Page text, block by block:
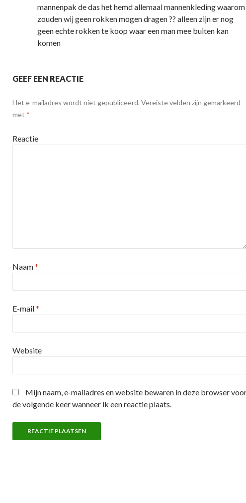
mannenpak de das het hemd allemaal mannenkleding waarom
zouden wij geen rokken mogen dragen ?? alleen zijn er nog
geen echte rokken te koop waar een man mee buiten kan
komen
GEEF EEN REACTIE
Het e-mailadres wordt niet gepubliceerd. Vereiste velden zijn gemarkeerd
met *
Reactie
Naam*
E-mail*
Website
Mijn naam, e-mailadres en website bewaren in deze browser
de volgende keer wanneer ik een reactie plaats.